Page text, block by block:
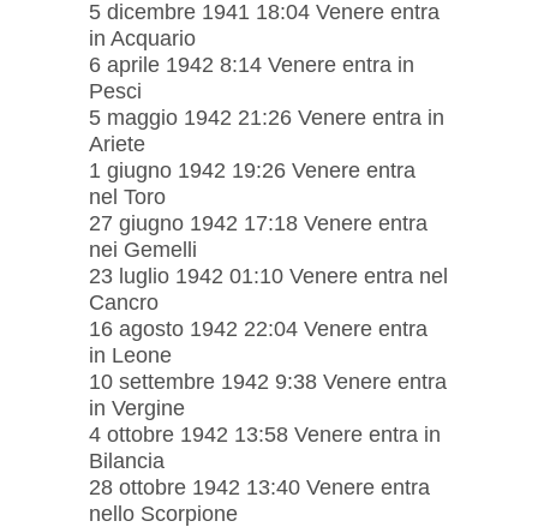
5 dicembre 1941 18:04 Venere entra
in Acquario
6 aprile 1942 8:14 Venere entra in
Pesci
5 maggio 1942 21:26 Venere entra in
Ariete
1 giugno 1942 19:26 Venere entra
nel Toro
27 giugno 1942 17:18 Venere entra
nei Gemelli
23 luglio 1942 01:10 Venere entra nel
Cancro
16 agosto 1942 22:04 Venere entra
in Leone
10 settembre 1942 9:38 Venere entra
in Vergine
4 ottobre 1942 13:58 Venere entra in
Bilancia
28 ottobre 1942 13:40 Venere entra
nello Scorpione